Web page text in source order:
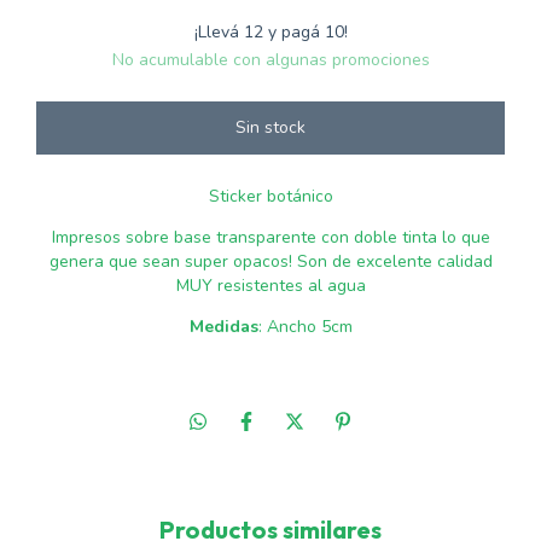
¡Llevá 12 y pagá 10!
No acumulable con algunas promociones
Sticker botánico
Impresos sobre base transparente con doble tinta lo que
genera que sean super opacos! Son de excelente calidad
MUY resistentes al agua
Medidas: Ancho 5cm
Productos similares